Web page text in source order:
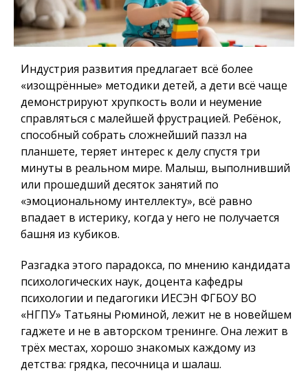
Индустрия развития предлагает всё более
«изощрённые» методики детей, а дети всё чаще
демонстрируют хрупкость воли и неумение
справляться с малейшей фрустрацией. Ребёнок,
способный собрать сложнейший паззл на
планшете, теряет интерес к делу спустя три
минуты в реальном мире. Малыш, выполнивший
или прошедший десяток занятий по
«эмоциональному интеллекту», всё равно
впадает в истерику, когда у него не получается
башня из кубиков.
Разгадка этого парадокса, по мнению кандидата
психологических наук, доцента кафедры
психологии и педагогики ИЕСЭН ФГБОУ ВО
«НГПУ» Татьяны Рюминой, лежит не в новейшем
гаджете и не в авторском тренинге. Она лежит в
трёх местах, хорошо знакомых каждому из
детства: грядка, песочница и шалаш.